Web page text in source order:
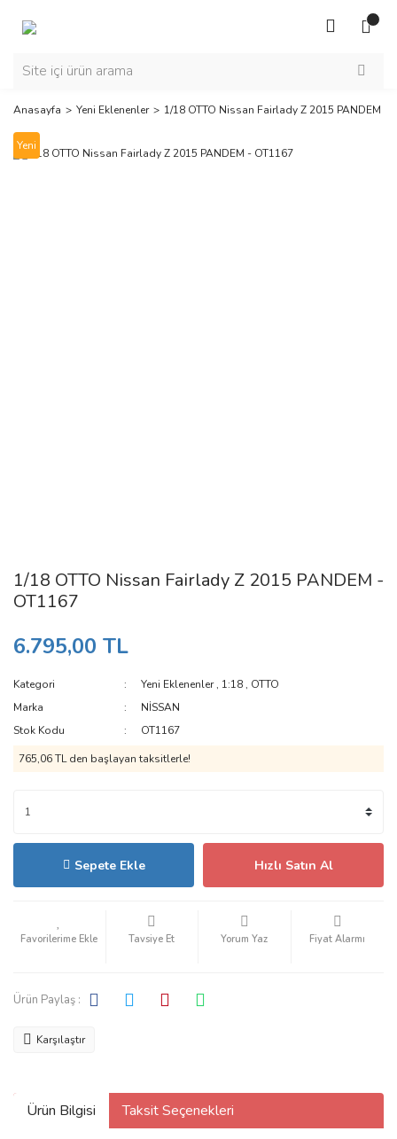
Anasayfa Yeni Eklenenler 1/18 OTTO Nissan Fairlady Z 2015 PANDEM -
Yeni
1/18 OTTO Nissan Fairlady Z 2015 PANDEM -
OT1167
6.795,00 TL
Kategori Yeni Eklenenler, 1:18 , OTTO
Marka
NİSSAN
Stok Kodu
OT1167
765,06 TL den başlayan taksitlerle!
Sepete Ekle Hızlı Satın Al
Tavsiye Et Yorum Yaz Fiyat Alarmı
Ürün Paylaş :
Karşılaştır
Ürün Bilgisi Taksit Seçenekleri